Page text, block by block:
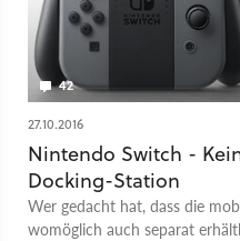
42
27.10.2016
Nintendo Switch -
Docking-Station
Wer gedacht hat, dass die
womöglich auch separat